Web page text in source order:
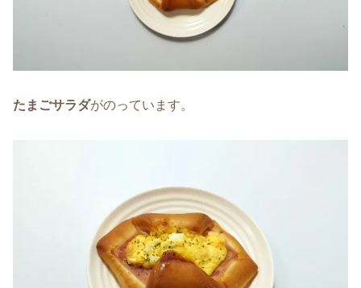
たまごサラダがのっています。